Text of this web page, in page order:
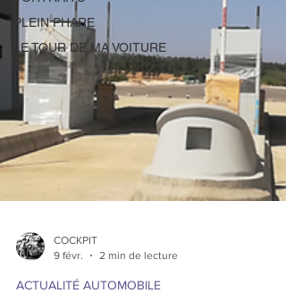
PLEIN PHARE
LE TOUR DE MA VOITURE
COCKPIT